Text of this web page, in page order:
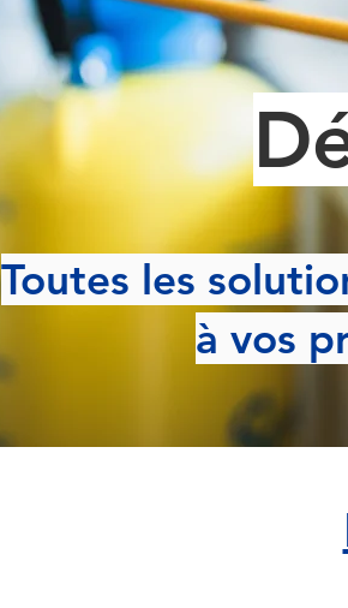
Toutes les
à vos